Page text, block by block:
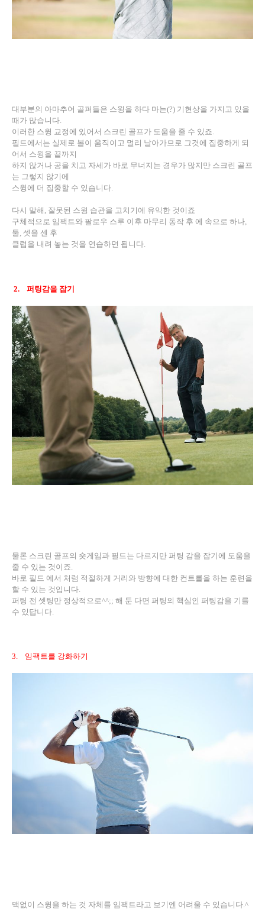
대부분의 아마추어 골퍼들은 스윙을 하다 마는(?) 기현상을 가지고 있을
때가 많습니다.
이러한 스윙 교정에 있어서 스크린 골프가 도움을 줄 수 있죠.
필드에서는 실제로 볼이 움직이고 멀리 날아가므로 그것에 집중하게 되
어서 스윙을 끝까지
하지 않거나 공을 치고 자세가 바로 무너지는 경우가 많지만 스크린 골프
는 그렇지 않기에
스윙에 더 집중할 수 있습니다.
다시 말해 , 잘못된 스윙 습관을 고치기에 유익한 것이죠
구체적으로 임팩트와 팔로우 스루 이후 마무리 동작 후 에 속으로 하나,
둘, 셋을 센 후
클럽을 내려 놓는 것을 연습하면 됩니다.
2. 퍼팅감을 잡기
물론 스크린 골프의 숏게임과 필드는 다르지만 퍼팅 감을 잡기에 도움을
줄 수 있는 것이죠.
바로 필드 에서 처럼 적절하게 거리와 방향에 대한 컨트롤을 하는 훈련을
할 수 있는 것입니다.
퍼팅 전 셋팅만 정상적으로^^;; 해 둔 다면 퍼팅의 핵심인 퍼팅감을 기를
수 있답니다.
3. 임팩트를 강화하기
맥없이 스윙을 하는 것 자체를 임팩트라고 보기엔 어려울 수 있습니다 .^